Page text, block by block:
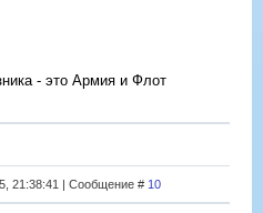
- это Армия и Флот
21:38:41 | Сообщение # 10